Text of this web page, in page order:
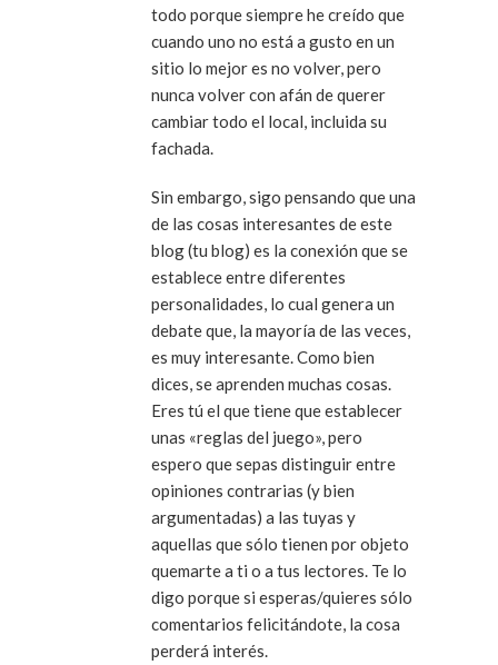
todo porque siempre he creído que
cuando uno no está a gusto en un
sitio lo mejor es no volver, pero
nunca volver con afán de querer
cambiar todo el local, incluida su
fachada.
Sin embargo, sigo pensando que una
de las cosas interesantes de este
blog (tu blog) es la conexión que se
establece entre diferentes
personalidades, lo cual genera un
debate que, la mayoría de las veces,
es muy interesante. Como bien
dices, se aprenden muchas cosas.
Eres tú el que tiene que establecer
unas «reglas del juego», pero
espero que sepas distinguir entre
opiniones contrarias (y bien
argumentadas) a las tuyas y
aquellas que sólo tienen por objeto
quemarte a ti o a tus lectores. Te lo
digo porque si esperas/quieres sólo
comentarios felicitándote, la cosa
perderá interés.